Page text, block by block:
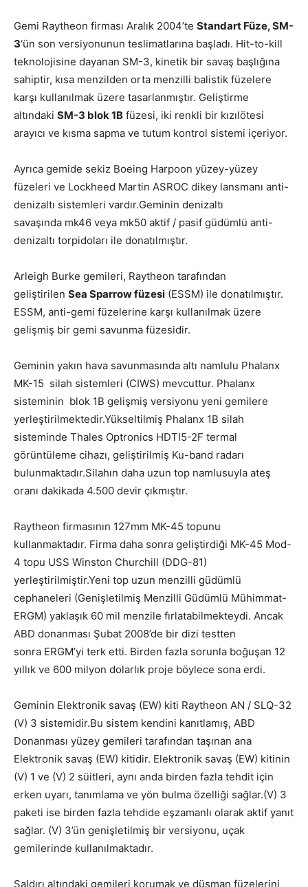
Gemi Raytheon firması Aralık 2004’te Standart Füze, SM-
3‘ün son versiyonunun teslimatlarına başladı. Hit-to-kill
teknolojisine dayanan SM-3, kinetik bir savaş başlığına
sahiptir, kısa menzilden orta menzilli balistik füzelere
karşı kullanılmak üzere tasarlanmıştır. Geliştirme
altındaki SM-3 blok 1B füzesi, iki renkli bir kızılötesi
arayıcı ve kısma sapma ve tutum kontrol sistemi içeriyor.
Ayrıca gemide sekiz Boeing Harpoon yüzey-yüzey
füzeleri ve Lockheed Martin ASROC dikey lansmanı anti-
denizaltı sistemleri vardır.Geminin denizaltı
savaşında mk46 veya mk50 aktif / pasif güdümlü anti-
denizaltı torpidoları ile donatılmıştır.
Arleigh Burke gemileri, Raytheon tarafından
geliştirilen Sea Sparrow füzesi (ESSM) ile donatılmıştır.
ESSM, anti-gemi füzelerine karşı kullanılmak üzere
gelişmiş bir gemi savunma füzesidir.
Geminin yakın hava savunmasında altı namlulu Phalanx
MK-15 silah sistemleri (CIWS) mevcuttur. Phalanx
sisteminin blok 1B gelişmiş versiyonu yeni gemilere
yerleştirilmektedir.Yükseltilmiş Phalanx 1B silah
sisteminde Thales Optronics HDTI5-2F termal
görüntüleme cihazı, geliştirilmiş Ku-band radarı
bulunmaktadır.Silahın daha uzun top namlusuyla ateş
oranı dakikada 4.500 devir çıkmıştır.
Raytheon firmasının 127mm MK-45 topunu
kullanmaktadır. Firma daha sonra geliştirdiği MK-45 Mod-
4 topu USS Winston Churchill (DDG-81)
yerleştirilmiştir.Yeni top uzun menzilli güdümlü
cephaneleri (Genişletilmiş Menzilli Güdümlü Mühimmat-
ERGM) yaklaşık 60 mil menzile fırlatabilmekteydi. Ancak
ABD donanması Şubat 2008’de bir dizi testten
sonra ERGM’yi terk etti. Birden fazla sorunla boğuşan 12
yıllık ve 600 milyon dolarlık proje böylece sona erdi.
Geminin Elektronik savaş (EW) kiti Raytheon AN / SLQ-32
(V) 3 sistemidir.Bu sistem kendini kanıtlamış, ABD
Donanması yüzey gemileri tarafından taşınan ana
Elektronik savaş (EW) kitidir. Elektronik savaş (EW) kitinin
(V) 1 ve (V) 2 süitleri, aynı anda birden fazla tehdit için
erken uyarı, tanımlama ve yön bulma özelliği sağlar.(V) 3
paketi ise birden fazla tehdide eşzamanlı olarak aktif yanıt
sağlar. (V) 3’ün genişletilmiş bir versiyonu, uçak
gemilerinde kullanılmaktadır.
Saldırı altındaki gemileri korumak ve düşman füzelerini